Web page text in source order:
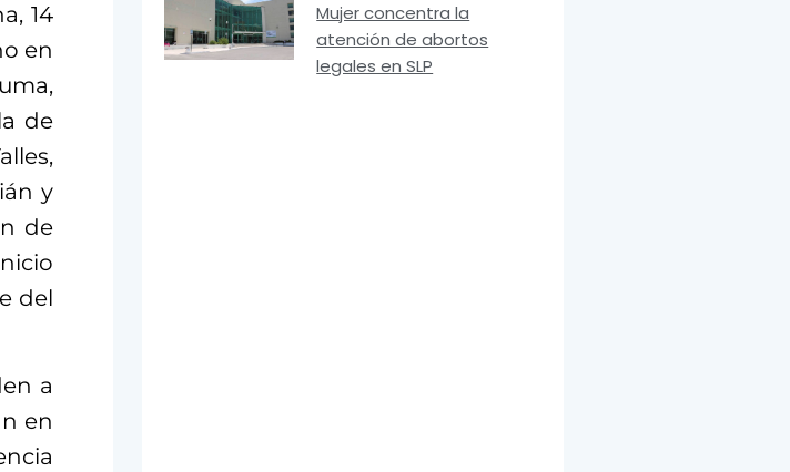
14
en
de
y
de
del
a
en
Mujer concentra la
atención de abortos
legales en SLP